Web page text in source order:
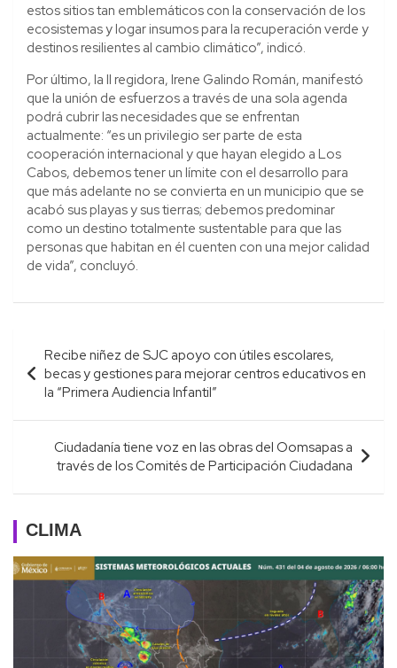
estos sitios tan emblemáticos con la conservación de los
ecosistemas y logar insumos para la recuperación verde y
destinos resilientes al cambio climático”, indicó.
Por último, la II regidora, Irene Galindo Román, manifestó
que la unión de esfuerzos a través de una sola agenda
podrá cubrir las necesidades que se enfrentan
actualmente: “es un privilegio ser parte de esta
cooperación internacional y que hayan elegido a Los
Cabos, debemos tener un límite con el desarrollo para
que más adelante no se convierta en un municipio que se
acabó sus playas y sus tierras; debemos predominar
como un destino totalmente sustentable para que las
personas que habitan en él cuenten con una mejor calidad
de vida”, concluyó.
Navegación
de
entradas
Recibe niñez de SJC apoyo con útiles escolares,
becas y gestiones para mejorar centros educativos en
la “Primera Audiencia Infantil”
Ciudadanía tiene voz en las obras del Oomsapas a
través de los Comités de Participación Ciudadana
CLIMA